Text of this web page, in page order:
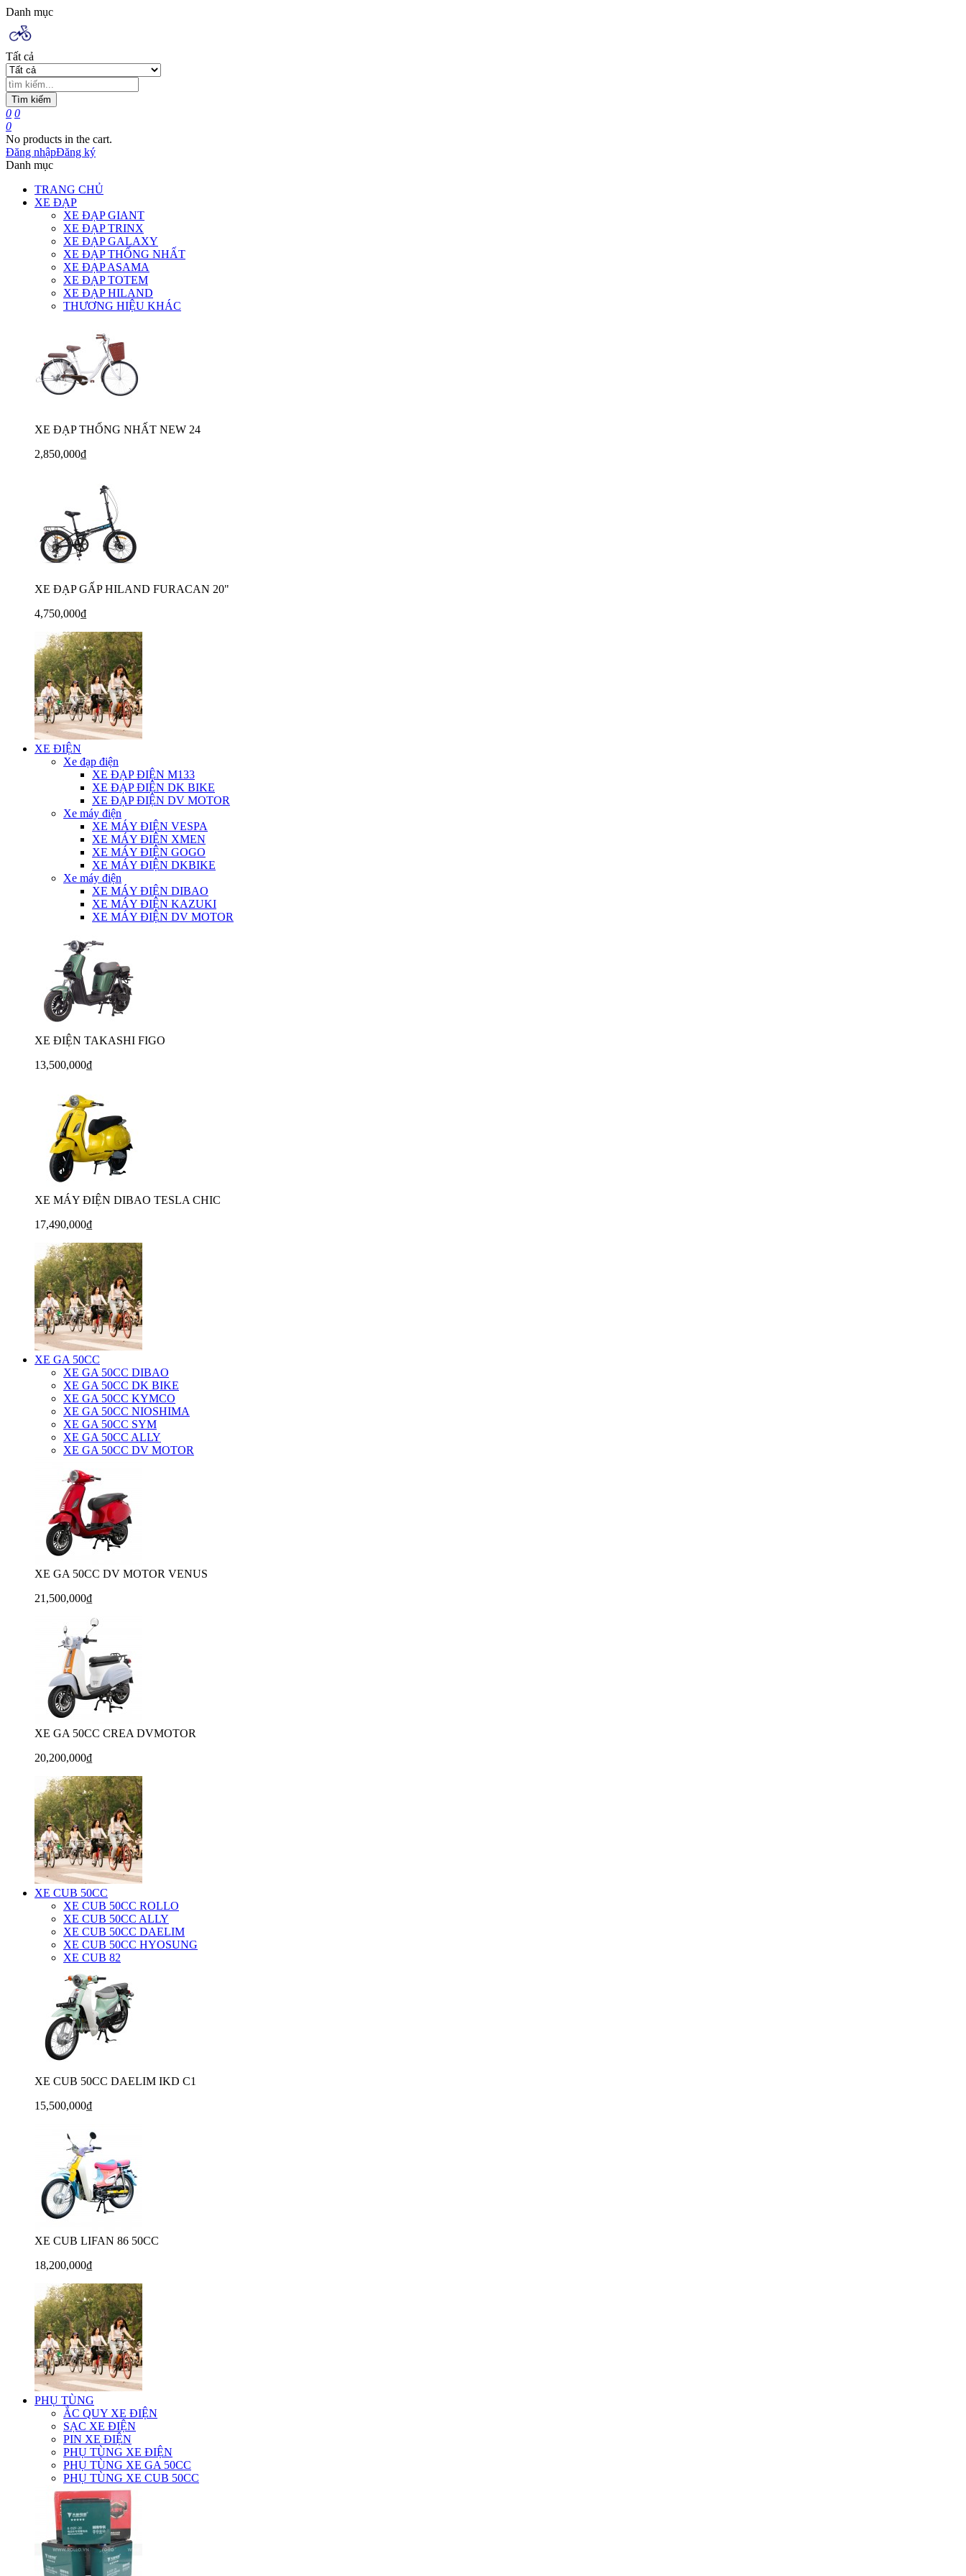
Danh mục
Tất cả
Tìm kiếm
0 0
0
No products in the cart.
Đăng nhậpĐăng ký
Danh mục
TRANG CHỦ
XE ĐẠP
XE ĐẠP GIANT
XE ĐẠP TRINX
XE ĐẠP GALAXY
XE ĐẠP THỐNG NHẤT
XE ĐẠP ASAMA
XE ĐẠP TOTEM
XE ĐẠP HILAND
THƯƠNG HIỆU KHÁC
XE ĐẠP THỐNG NHẤT NEW 24
2,850,000₫
XE ĐẠP GẤP HILAND FURACAN 20"
4,750,000₫
XE ĐIỆN
Xe đạp điện
XE ĐẠP ĐIỆN M133
XE ĐẠP ĐIỆN DK BIKE
XE ĐẠP ĐIỆN DV MOTOR
Xe máy điện
XE MÁY ĐIỆN VESPA
XE MÁY ĐIỆN XMEN
XE MÁY ĐIỆN GOGO
XE MÁY ĐIỆN DKBIKE
Xe máy điện
XE MÁY ĐIỆN DIBAO
XE MÁY ĐIỆN KAZUKI
XE MÁY ĐIỆN DV MOTOR
XE ĐIỆN TAKASHI FIGO
13,500,000₫
XE MÁY ĐIỆN DIBAO TESLA CHIC
17,490,000₫
XE GA 50CC
XE GA 50CC DIBAO
XE GA 50CC DK BIKE
XE GA 50CC KYMCO
XE GA 50CC NIOSHIMA
XE GA 50CC SYM
XE GA 50CC ALLY
XE GA 50CC DV MOTOR
XE GA 50CC DV MOTOR VENUS
21,500,000₫
XE GA 50CC CREA DVMOTOR
20,200,000₫
XE CUB 50CC
XE CUB 50CC ROLLO
XE CUB 50CC ALLY
XE CUB 50CC DAELIM
XE CUB 50CC HYOSUNG
XE CUB 82
XE CUB 50CC DAELIM IKD C1
15,500,000₫
XE CUB LIFAN 86 50CC
18,200,000₫
PHỤ TÙNG
ẮC QUY XE ĐIỆN
SẠC XE ĐIỆN
PIN XE ĐIỆN
PHỤ TÙNG XE ĐIỆN
PHỤ TÙNG XE GA 50CC
PHỤ TÙNG XE CUB 50CC